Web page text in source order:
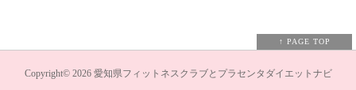
↑ PAGE TOP
Copyright© 2026 愛知県フィットネスクラブとプラセンタダイエットナビ